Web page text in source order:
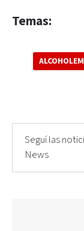
Temas:
Seguí las
News